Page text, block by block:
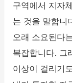
구역에서 지자
는 것을 말합니
오래 소요된다
복잡합니다. 그
이상이 걸리기